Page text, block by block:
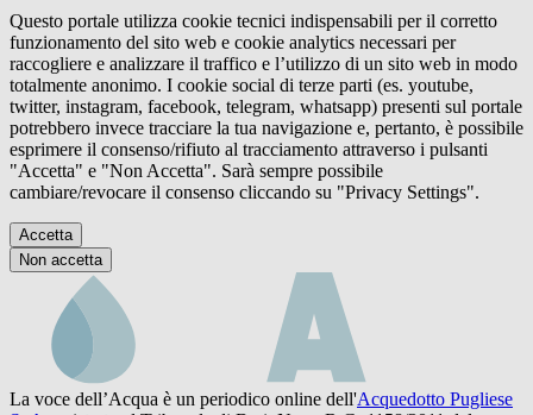
Questo portale utilizza cookie tecnici indispensabili per il corretto
funzionamento del sito web e cookie analytics necessari per
raccogliere e analizzare il traffico e l’utilizzo di un sito web in modo
totalmente anonimo. I cookie social di terze parti (es. youtube,
twitter, instagram, facebook, telegram, whatsapp) presenti sul portale
potrebbero invece tracciare la tua navigazione e, pertanto, è possibile
esprimere il consenso/rifiuto al tracciamento attraverso i pulsanti
"Accetta" e "Non Accetta". Sarà sempre possibile
cambiare/revocare il consenso cliccando su "Privacy Settings".
Accetta
Non accetta
La voce dell’Acqua è un periodico online dell'Acquedotto Pugliese